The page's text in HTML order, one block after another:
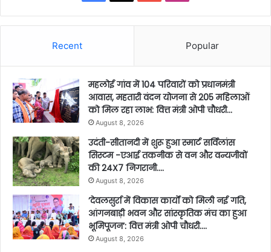
Recent Popular
महलोई गांव में 104 परिवारों को प्रधानमंत्री
आवास, महतारी वंदन योजना से 205 महिलाओं
को मिल रहा लाभ: वित्त मंत्री ओपी चौधरी…
August 8, 2026
उदंती-सीतानदी में शुरू हुआ स्मार्ट सर्विलांस
सिस्टम -एआई तकनीक से वन और वन्यजीवों
की 24X7 निगरानी….
August 8, 2026
’देवलसुर्रा में विकास कार्यों को मिली नई गति,
आंगनबाड़ी भवन और सांस्कृतिक मंच का हुआ
भूमिपूजन’: वित्त मंत्री ओपी चौधरी….
August 8, 2026